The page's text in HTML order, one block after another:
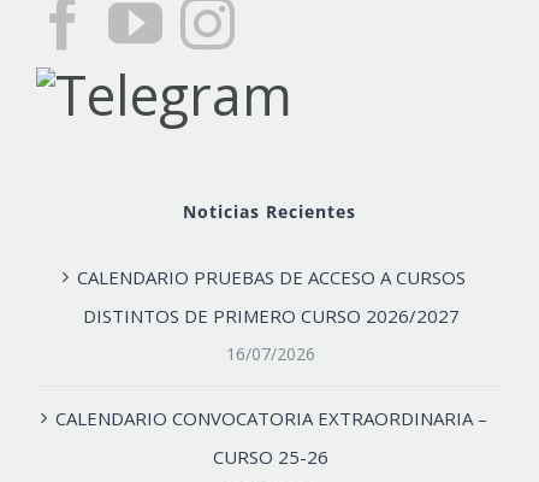
Noticias Recientes
CALENDARIO PRUEBAS DE ACCESO A CURSOS
DISTINTOS DE PRIMERO CURSO 2026/2027
16/07/2026
CALENDARIO CONVOCATORIA EXTRAORDINARIA –
CURSO 25-26